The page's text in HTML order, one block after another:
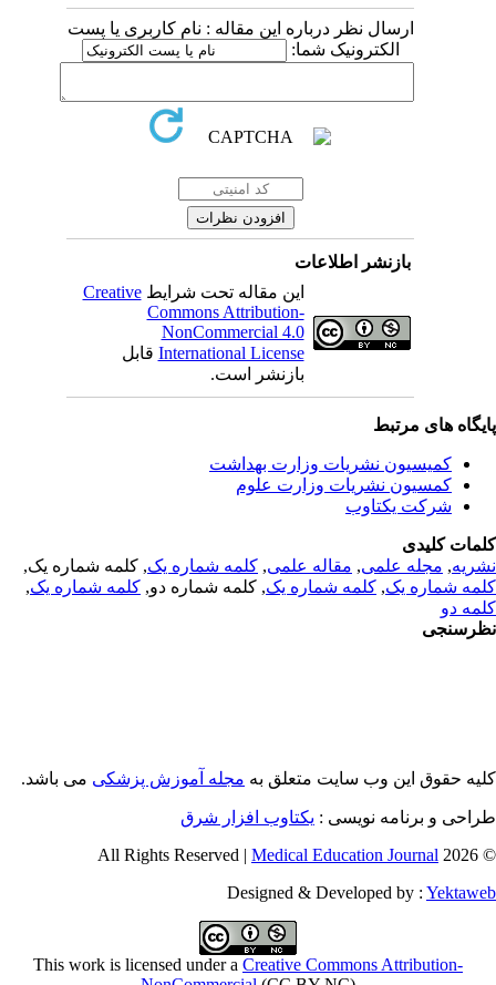
ارسال نظر درباره این مقاله : نام کاربری یا پست
الکترونیک شما:
بازنشر اطلاعات
این مقاله تحت شرایطCreative
Commons Attribution-
NonCommercial 4.0
International Licenseقابل
بازنشر است.
های مرتبط
کمیسیون نشریات وزارت بهداشت
کمسیون نشریات وزارت علوم
شرکت یکتاوب
کلیدی
,مجله علمی, مقاله علمی, کلمه شماره یک, کلمه شماره یک,
شماره یک,کلمه شماره یک, کلمه شماره دو,کلمه شماره یک,
دو
حقوق این وب سایت متعلق بهمجله آموزش پزشکیمی باشد.
و برنامه نویسی : یکتاوب افزار شرق
©
Medical Education Journal
Designed & Developed by :
This work is licensed under aCreative Commons Attribution-